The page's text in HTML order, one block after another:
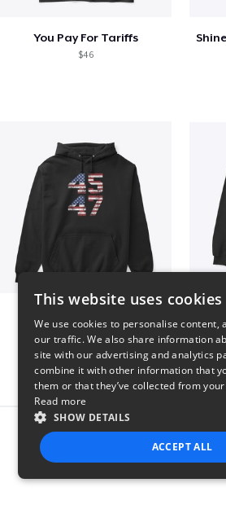
You Pay For Tariffs
$46
Report this
This website uses cookies
We use cookies to personalise content,
our traffic. We also share information
site with our advertising and analytics
combine it with other information that
them or that they’ve collected from
Read more
SHOW DETAILS
ACCEPT ALL
STRICTLY NECESSARY